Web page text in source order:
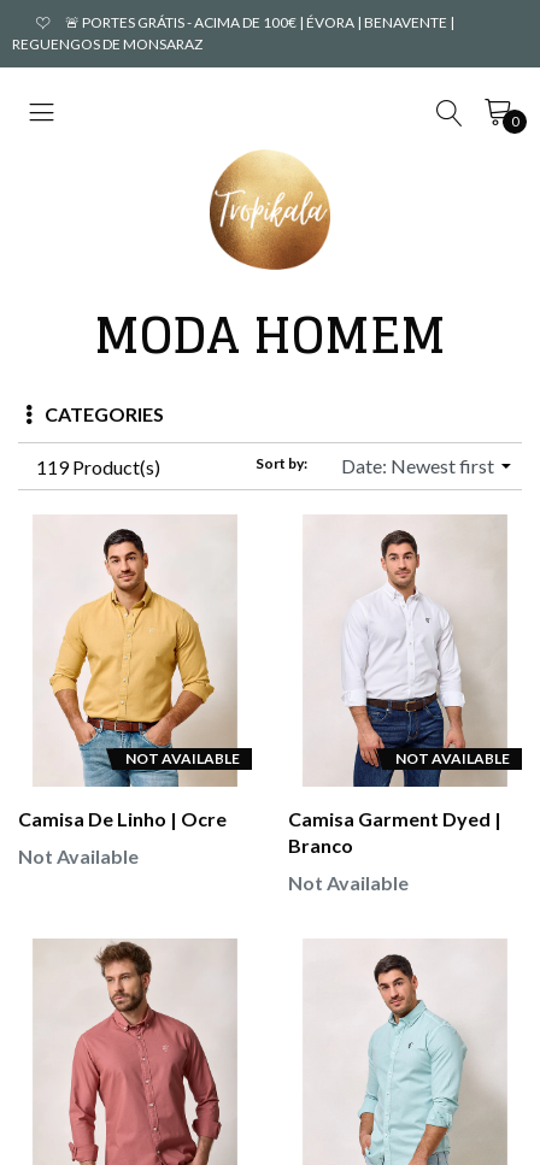
🚨 PORTES GRÁTIS - ACIMA DE 100€ | ÉVORA | BENAVENTE |
REGUENGOS DE MONSARAZ
0
MODA HOMEM
CATEGORIES
119 Product(s) Sort by:
NOT AVAILABLE
Camisa De Linho | Ocre
Not Available
NOT AVAILABLE
Camisa Garment Dyed |
Branco
Not Available